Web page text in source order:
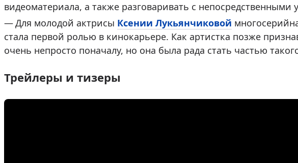
видеоматериала, а также разговаривать с непосредственными
Для молодой актрисы Ксении Лукьянчиковой
стала первой ролью в кинокарьере. Как артистка позже
очень непросто поначалу, но она была рада стать частью
Трейлеры и тизеры